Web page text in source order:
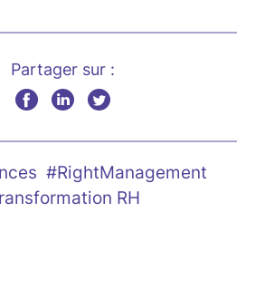
Partager sur :
#RightManagement
RH